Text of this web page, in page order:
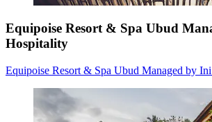
Equipoise Resort & Spa Ubud
Hospitality
Equipoise Resort & Spa Ubud Managed by